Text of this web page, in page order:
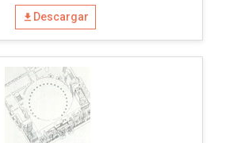
Descargar